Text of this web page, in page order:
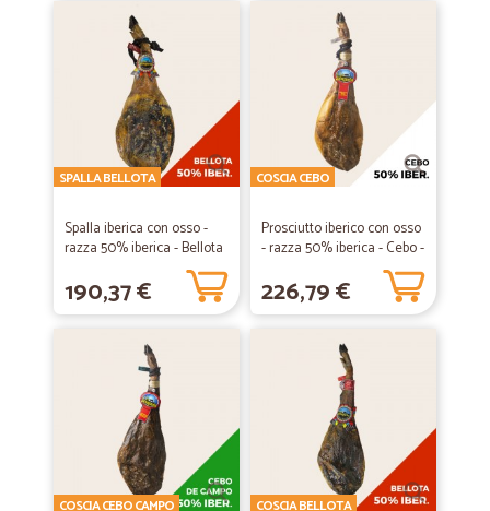
Spalla iberica con osso -
razza 50% iberica - Bellota
SPALLA BELLOTA
190,37 €
Prosciutto iberico con osso
- razza 50% iberica - Cebo -
COSCIA CEBO
226,79 €
COSCIA CEBO CAMPO COSCIA BELLOTA